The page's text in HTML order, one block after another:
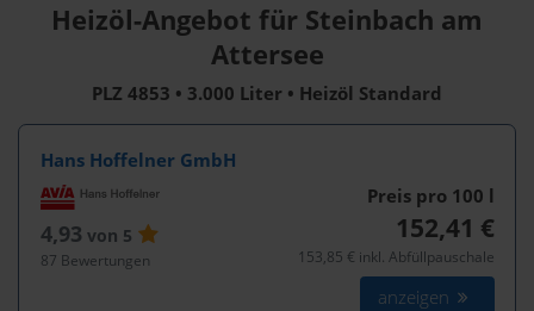
Heizöl-Angebot für Steinbach am
Attersee
PLZ 4853 • 3.000 Liter • Heizöl Standard
Hans Hoffelner GmbH
4,93 von 5
87 Bewertungen
Preis pro 100 l
152,41 €
153,85 € inkl. Abfüllpauschale
anzeigen